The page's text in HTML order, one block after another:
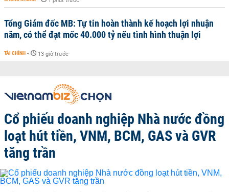
Tổng Giám đốc MB: Tự tin hoàn thành kế hoạch lợi nhuận
năm, có thể đạt mốc 40.000 tỷ nếu tình hình thuận lợi
TÀI CHÍNH - 13 giờ trước
Cổ phiếu doanh nghiệp Nhà nước đồng
loạt hút tiền, VNM, BCM, GAS và GVR
tăng trần